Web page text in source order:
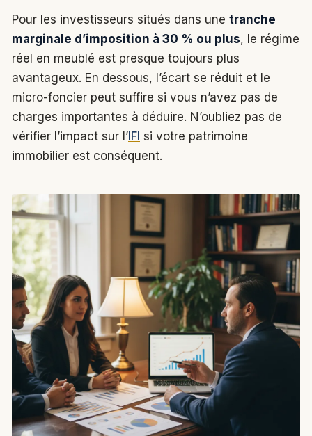
Pour les investisseurs situés dans une tranche
marginale d’imposition à 30 % ou plus, le régime
réel en meublé est presque toujours plus
avantageux. En dessous, l’écart se réduit et le
micro-foncier peut suffire si vous n’avez pas de
charges importantes à déduire. N’oubliez pas de
vérifier l’impact sur l’IFI si votre patrimoine
immobilier est conséquent.